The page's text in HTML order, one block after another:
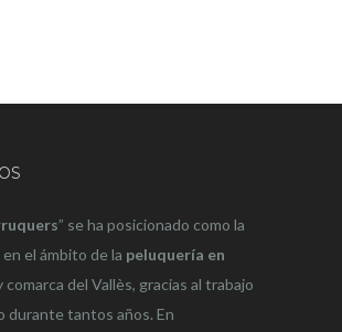
” se ha posicionado como la
el ámbito de la peluquería en
comarca del Vallès, gracias al trabajo
durante tantos años. En